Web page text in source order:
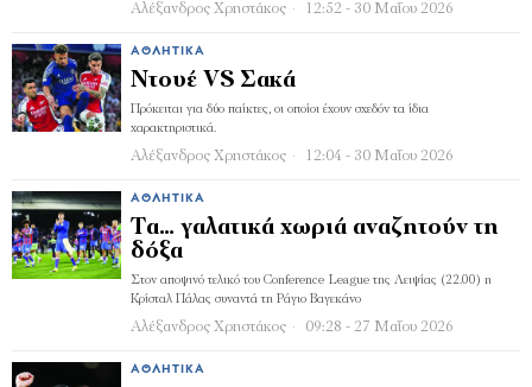
Αλέξανδρος Χρηστάκος 12:52 - 30 Μαΐου 2026
ΑΘΛΗΤΙΚΆ
Ντουέ VS Σακά
Πρόκειται για δύο παίκτες, οι οποίοι έχουν σχεδόν τα ίδια
χαρακτηριστικά.
Αλέξανδρος Χρηστάκος 12:04 - 30 Μαΐου 2026
ΑΘΛΗΤΙΚΆ
Τα… γαλατικά χωριά αναζητούν τη
δόξα
Στον αποψινό τελικό του Conference League της Λειψίας (22.00) η
Κρίσταλ Πάλας συναντά τη Ράγιο Βαγεκάνο
Αλέξανδρος Χρηστάκος 09:28 - 27 Μαΐου 2026
ΑΘΛΗΤΙΚΆ